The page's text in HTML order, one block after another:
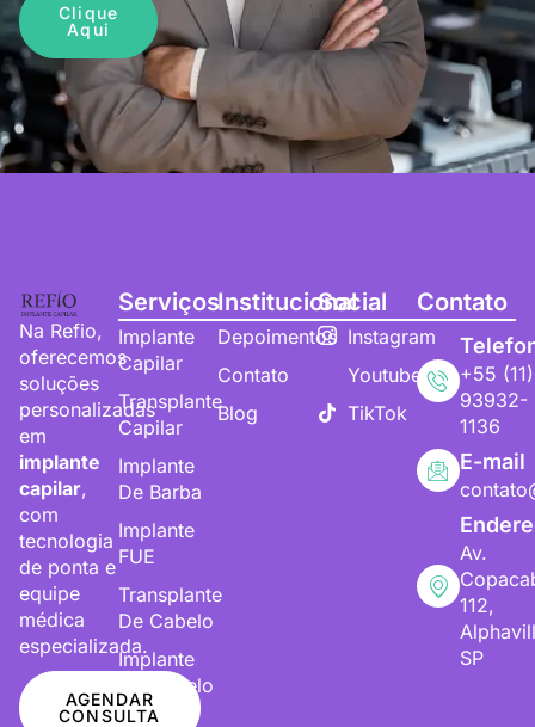
Clique
Aqui
Na Refio,
oferecemos
soluções
personalizadas
em
implante
capilar,
com
tecnologia
de ponta e
equipe
médica
especializada.
AGENDAR
CONSULTA
Serviços
Implante
Capilar
Transplante
Capilar
Implante
De Barba
Implante
FUE
Transplante
De Cabelo
Implante
De Cabelo
Institucional
Depoimentos
Contato
Blog
Social
Instagram
Youtube
TikTok
Contato
+55 (11)
93932-
1136
E-mail
Av.
112,
SP